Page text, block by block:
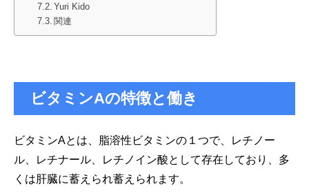
Yuri Kido
関連
ビタミンAの特徴と働き
ビタミンAとは、脂溶性ビタミンの１つで、レチノー
ル、レチナール、レチノイン酸として存在しており、多
くは肝臓に蓄えられ蓄えられます。